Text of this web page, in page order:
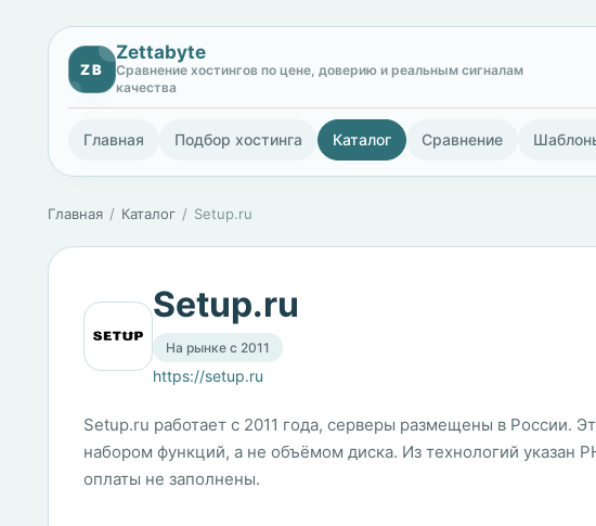
ZB
Zettabyte
Сравнение хостингов по цене, доверию и реальным сигналам
качества
Главная Подбор хостинга Каталог Сравнение
Главная Каталог Setup.ru
Setup.ru
На рынке с 2011
https://setup.ru
Setup.ru работает с 2011 года, серверы размещены в России.
набором функций, а не объёмом диска. Из технологий указан
оплаты не заполнены.